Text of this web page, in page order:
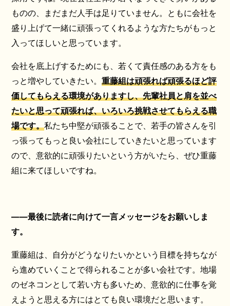
ものの、まだまだ人手は足りていません。ともに会社を
盛り上げて一緒に頑張ってくれるような方たちがもっと
入ってほしいと思っています。
会社を底上げするためにも、若くて責任感のある方をも
っと増やしていきたい。 重藤組は頑張れば頑張るほど評
価してもらえる環境がありますし、先輩社員と肩を並べ
たいと思って頑張れば、いろいろ挑戦させてもらえる職
場です。私たち中堅が頑張ることで、若手の皆さんを引
っ張ってもっと良い会社にしていきたいと思っています
ので、意欲的に頑張りたいという方がいたら、ぜひ重藤
組に来てほしいですね。
――最後に読者に向けて一言メッセージをお願いしま
す。
重藤組は、自分がどうなりたいかという目標を持ちなが
ら進めていくことで得られることが多い会社です。地場
のゼネコンとして若い方も多いため、意欲的に仕事を覚
えようと思える方にはとても良い環境だと思います。